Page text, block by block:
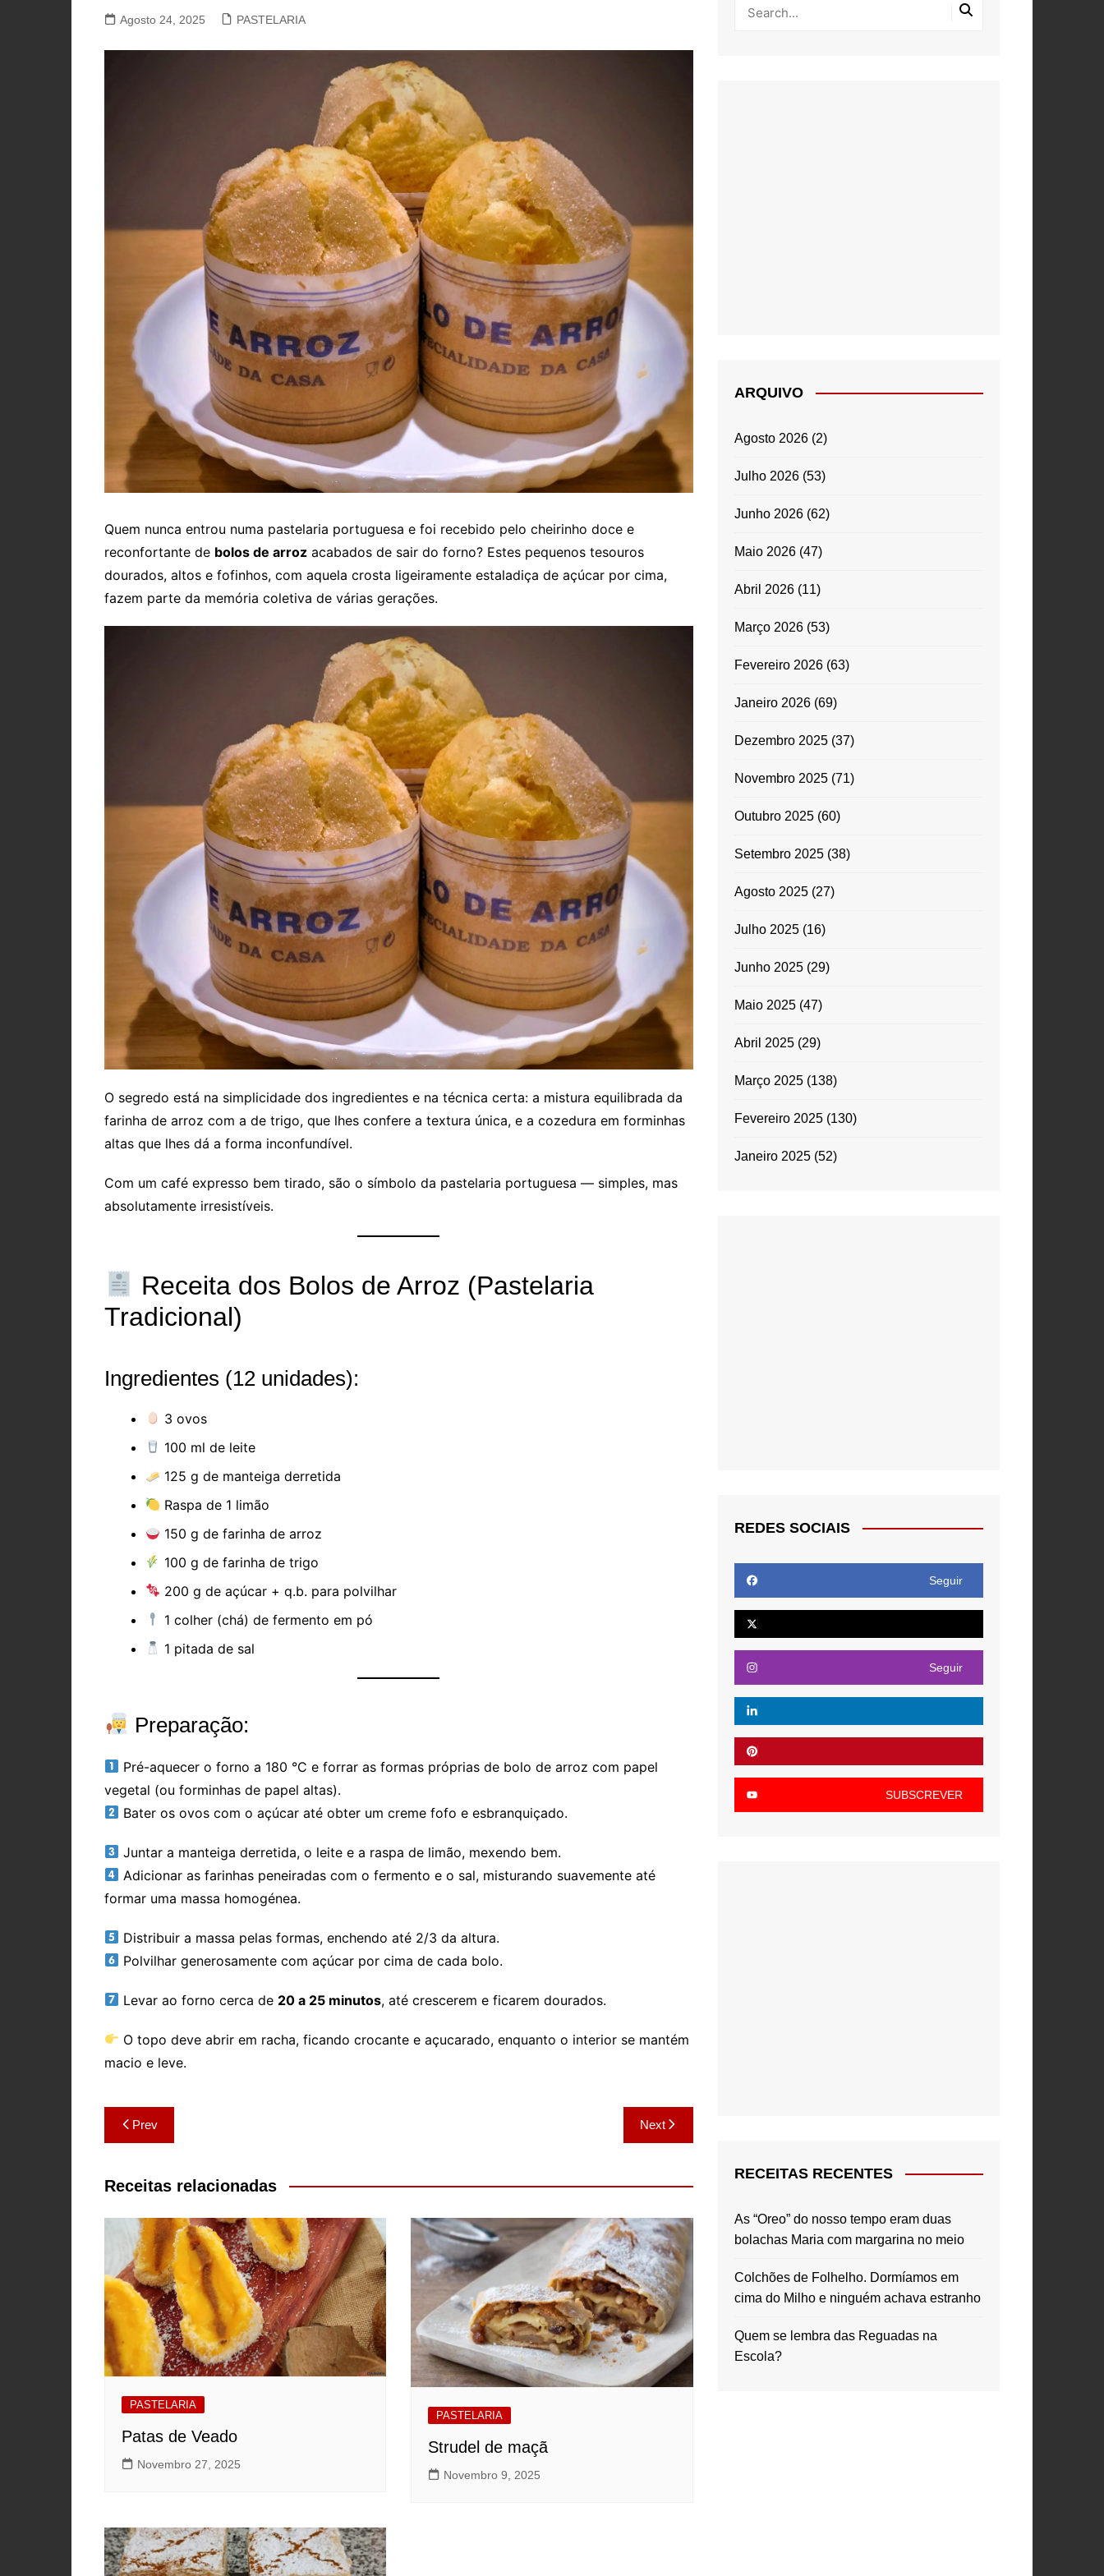
Agosto 24, 2025 PASTELARIA
Quem nunca entrou numa pastelaria portuguesa e foi recebido pelo cheirinho doce e
reconfortante de bolos de arroz acabados de sair do forno? Estes pequenos tesouros
dourados, altos e fofinhos, com aquela crosta ligeiramente estaladiça de açúcar por cima,
fazem parte da memória coletiva de várias gerações.
O segredo está na simplicidade dos ingredientes e na técnica certa: a mistura equilibrada da
farinha de arroz com a de trigo, que lhes confere a textura única, e a cozedura em forminhas
altas que lhes dá a forma inconfundível.
Com um café expresso bem tirado, são o símbolo da pastelaria portuguesa — simples, mas
absolutamente irresistíveis.
Receita dos Bolos de Arroz (Pastelaria
Tradicional)
Ingredientes (12 unidades):
3 ovos
100 ml de leite
125 g de manteiga derretida
Raspa de 1 limão
150 g de farinha de arroz
100 g de farinha de trigo
200 g de açúcar + q.b. para polvilhar
1 colher (chá) de fermento em pó
1 pitada de sal
Preparação:
Pré-aquecer o forno a 180 °C e forrar as formas próprias de bolo de arroz com papel
vegetal (ou forminhas de papel altas).
Bater os ovos com o açúcar até obter um creme fofo e esbranquiçado.
Juntar a manteiga derretida, o leite e a raspa de limão, mexendo bem.
Adicionar as farinhas peneiradas com o fermento e o sal, misturando suavemente até
formar uma massa homogénea.
Distribuir a massa pelas formas, enchendo até 2/3 da altura.
Polvilhar generosamente com açúcar por cima de cada bolo.
Levar ao forno cerca de 20 a 25 minutos, até crescerem e ficarem dourados.
O topo deve abrir em racha, ficando crocante e açucarado, enquanto o interior se mantém
macio e leve.
Navegação
de
artigos
Prev Next
Receitas relacionadas
PASTELARIA
Patas de Veado
Novembro 27, 2025
PASTELARIA
Strudel de maçã
Novembro 9, 2025
ARQUIVO
Agosto 2026(2)
Julho 2026(53)
Junho 2026(62)
Maio 2026(47)
Abril 2026(11)
Março 2026(53)
Fevereiro 2026(63)
Janeiro 2026(69)
Dezembro 2025(37)
Novembro 2025(71)
Outubro 2025(60)
Setembro 2025(38)
Agosto 2025(27)
Julho 2025(16)
Junho 2025(29)
Maio 2025(47)
Abril 2025(29)
Março 2025(138)
Fevereiro 2025(130)
Janeiro 2025(52)
REDES SOCIAIS
Seguir
Seguir
SUBSCREVER
RECEITAS RECENTES
As “Oreo” do nosso tempo eram duas
bolachas Maria com margarina no meio
Colchões de Folhelho. Dormíamos em
cima do Milho e ninguém achava estranho
Quem se lembra das Reguadas na
Escola?